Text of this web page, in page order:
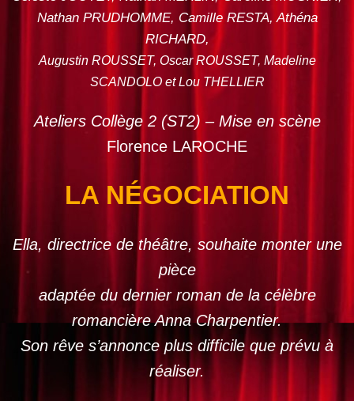
Nathan PRUDHOMME, Camille RESTA, Athéna
RICHARD,
Augustin ROUSSET, Oscar ROUSSET, Madeline
SCANDOLO et Lou THELLIER
Ateliers Collège 2 (ST2) – Mise en scène
Florence LAROCHE
LA NÉGOCIATION
Ella, directrice de théâtre, souhaite monter une
pièce
adaptée du dernier roman de la célèbre
romancière Anna Charpentier.
Son rêve s’annonce plus difficile que prévu à
réaliser.